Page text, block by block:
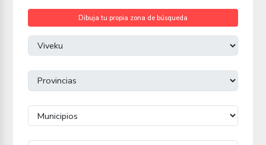
Dibuja tu propia zona de búsqueda